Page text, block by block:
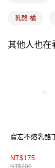
每筆NT$200，
乳酪 橘
其他人也在
寶宏不熔乳酪
NT$175
NT$200